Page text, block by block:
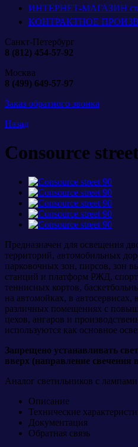
ИНТЕРНЕТ-МАГАЗИН
КОНТРАКТНОЕ
Санкт-Петербург
8 (812) 454-57-92
Москва
8 (499) 649-57-97
Заказ обратного звонка
Назад
Consource
Предназначен для освещения
территорий, автомобильных
парковочных зон, пирсов, зон
станций и платформ РЖД,
теннисных кортов,
на автомойках, в
различных помещениях с
цехов, ангаров и
используются как основное
Запрещено устанавливать
вверх (направление свечения
Аналог светильников с
Описание
Технические
Документация
Обратная связь